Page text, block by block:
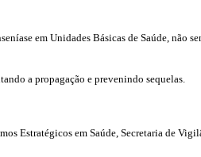
em Unidades Básicas de Saúde, não
a propagação e prevenindo sequelas.
Estratégicos em Saúde, Secretaria de